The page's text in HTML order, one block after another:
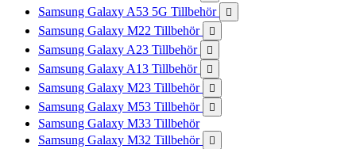
Samsung Galaxy A53 5G Tillbehör 
Samsung Galaxy M22 Tillbehör 
Samsung Galaxy A23 Tillbehör 
Samsung Galaxy A13 Tillbehör 
Samsung Galaxy M23 Tillbehör 
Samsung Galaxy M53 Tillbehör 
Samsung Galaxy M33 Tillbehör
Samsung Galaxy M32 Tillbehör
